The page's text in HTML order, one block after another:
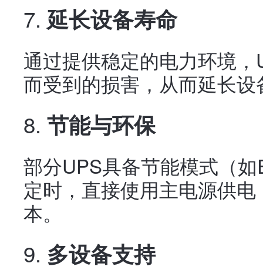
7. 延长设备寿命
通过提供稳定的电力环境
而受到的损害，从而延长
8. 节能与环保
部分UPS具备节能模式（
定时，直接使用主电源供
本。
9. 多设备支持